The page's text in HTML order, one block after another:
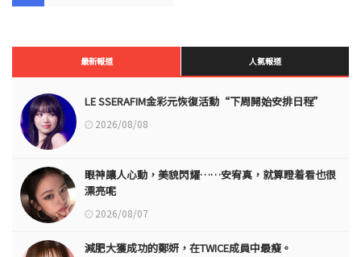
最新報道 人氣報道
LE SSERAFIM金彩元恢復活動“下周開始安排日程”
2026/08/08
眼神讓人心動，美貌閃耀……安宥真，就算瞪着看也很
漂亮呢
2026/08/07
減肥大獲成功的鄭妍，在TWICE成員中最瘦。